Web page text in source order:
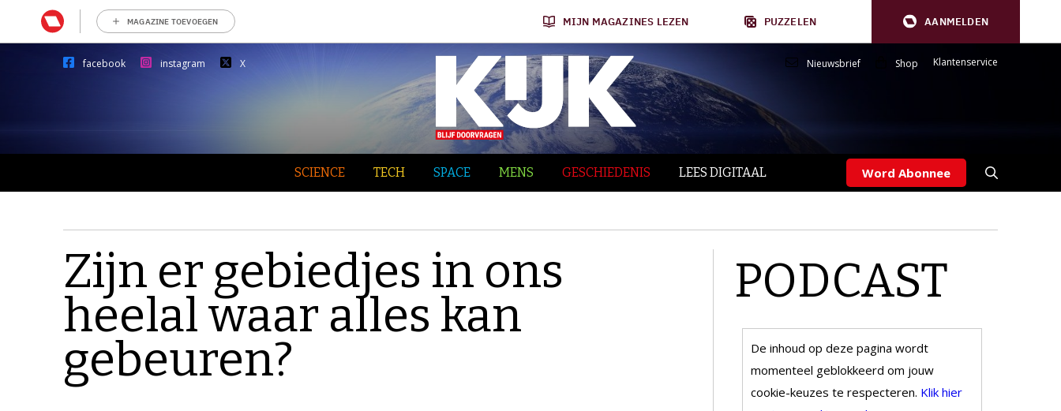
MAGAZINE TOEVOEGEN MIJN MAGAZINES LEZEN PUZZELEN AANMELDEN
facebook instagram X Nieuwsbrief Shop Klantenservice
SCIENCE TECH SPACE MENS GESCHIEDENIS LEES DIGITAAL Word Abonnee
Zijn er gebiedjes in ons
heelal waar alles kan
gebeuren?
PODCAST
De inhoud op deze pagina wordt
momenteel geblokkeerd om jouw
cookie-keuzes te respecteren. Klik hier